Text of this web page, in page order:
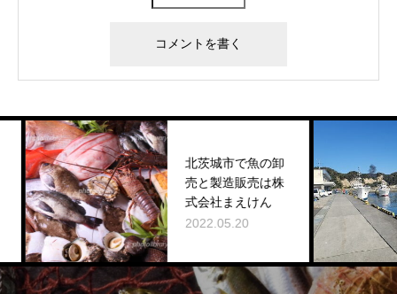
北茨城市で魚の卸
売と製造販売は株
式会社まえけん
2022.05.20